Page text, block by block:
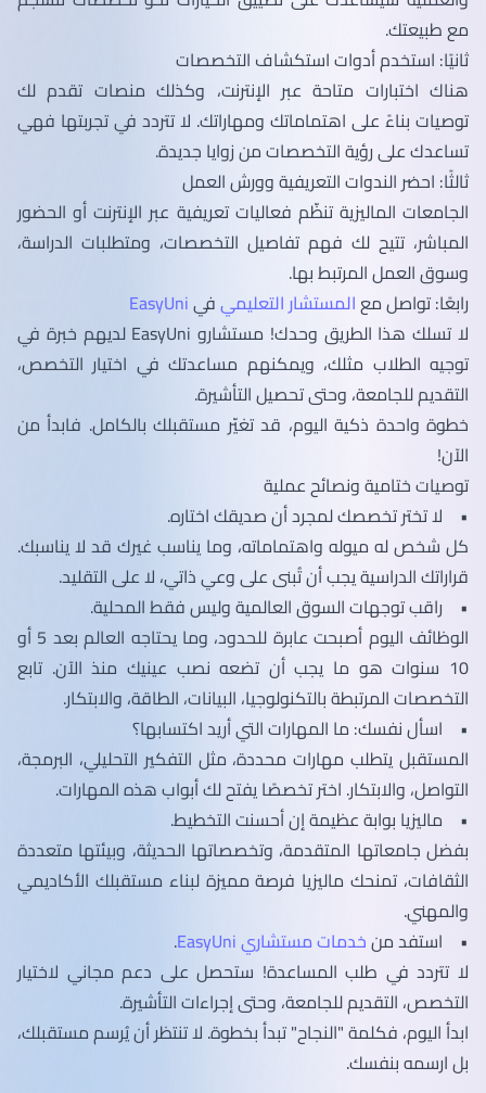
مع طبيعتك.
ثانيًا: استخدم أدوات استكشاف التخصصات
هناك اختبارات متاحة عبر الإنترنت، وكذلك منصات تقدم لك
توصيات بناءً على اهتماماتك ومهاراتك. لا تتردد في تجربتها فهي
تساعدك على رؤية التخصصات من زوايا جديدة.
ثالثًا: احضر الندوات التعريفية وورش العمل
الجامعات الماليزية تنظّم فعاليات تعريفية عبر الإنترنت أو الحضور
المباشر، تتيح لك فهم تفاصيل التخصصات، ومتطلبات الدراسة،
وسوق العمل المرتبط بها.
رابعًا: تواصل معالمستشار التعليميفيEasyUni
لا تسلك هذا الطريق وحدك! مستشارو EasyUni لديهم خبرة في
توجيه الطلاب مثلك، ويمكنهم مساعدتك في اختيار التخصص،
التقديم للجامعة، وحتى تحصيل التأشيرة.
خطوة واحدة ذكية اليوم، قد تغيّر مستقبلك بالكامل. فابدأ من
الآن!
توصيات ختامية ونصائح عملية
• لا تختر تخصصك لمجرد أن صديقك اختاره.
كل شخص له ميوله واهتماماته، وما يناسب غيرك قد لا يناسبك.
قراراتك الدراسية يجب أن تُبنى على وعي ذاتي، لا على التقليد.
• راقب توجهات السوق العالمية وليس فقط المحلية.
الوظائف اليوم أصبحت عابرة للحدود، وما يحتاجه العالم بعد 5 أو
10 سنوات هو ما يجب أن تضعه نصب عينيك منذ الآن. تابع
التخصصات المرتبطة بالتكنولوجيا، البيانات، الطاقة، والابتكار.
• اسأل نفسك: ما المهارات التي أريد اكتسابها؟
المستقبل يتطلب مهارات محددة، مثل التفكير التحليلي، البرمجة،
التواصل، والابتكار. اختر تخصصًا يفتح لك أبواب هذه المهارات.
• ماليزيا بوابة عظيمة إن أحسنت التخطيط.
بفضل جامعاتها المتقدمة، وتخصصاتها الحديثة، وبيئتها متعددة
الثقافات، تمنحك ماليزيا فرصة مميزة لبناء مستقبلك الأكاديمي
والمهني.
• استفد منخدمات مستشاريEasyUni
.
لا تتردد في طلب المساعدة! ستحصل على دعم مجاني لاختيار
التخصص، التقديم للجامعة، وحتى إجراءات التأشيرة.
ابدأ اليوم، فكلمة "النجاح" تبدأ بخطوة. لا تنتظر أن يُرسم مستقبلك،
بل ارسمه بنفسك.